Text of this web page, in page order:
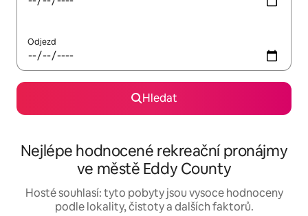
Odjezd
Hledat
Nejlépe hodnocené rekreační pronájmy
ve městě Eddy County
Hosté souhlasí: tyto pobyty jsou vysoce hodnoceny
podle lokality, čistoty a dalších faktorů.